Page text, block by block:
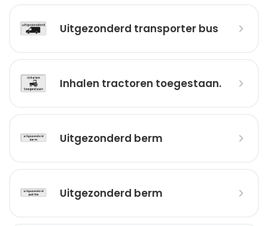
Uitgezonderd transporter bus
Inhalen tractoren toegestaan.
Uitgezonderd berm
Uitgezonderd berm